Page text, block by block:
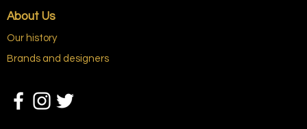
About Us
Our history
Brands and designers